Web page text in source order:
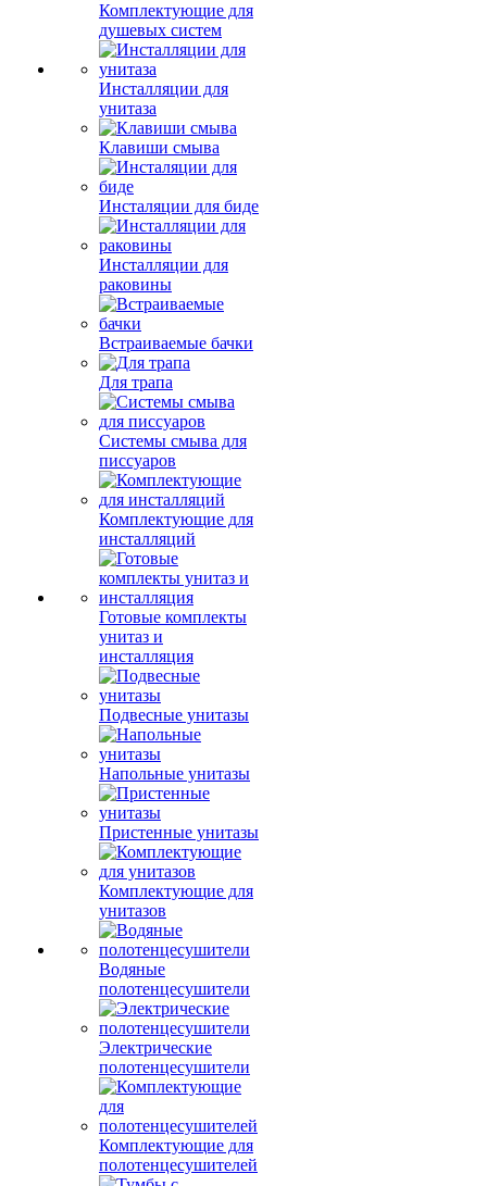
Комплектующие для
душевых систем
Инсталляции для
унитаза
Клавиши смыва
Инсталяции для биде
Инсталляции для
раковины
Встраиваемые бачки
Для трапа
Системы смыва для
писсуаров
Комплектующие для
инсталляций
Готовые комплекты
унитаз и
инсталляция
Подвесные унитазы
Напольные унитазы
Пристенные унитазы
Комплектующие для
унитазов
Водяные
полотенцесушители
Электрические
полотенцесушители
Комплектующие для
полотенцесушителей